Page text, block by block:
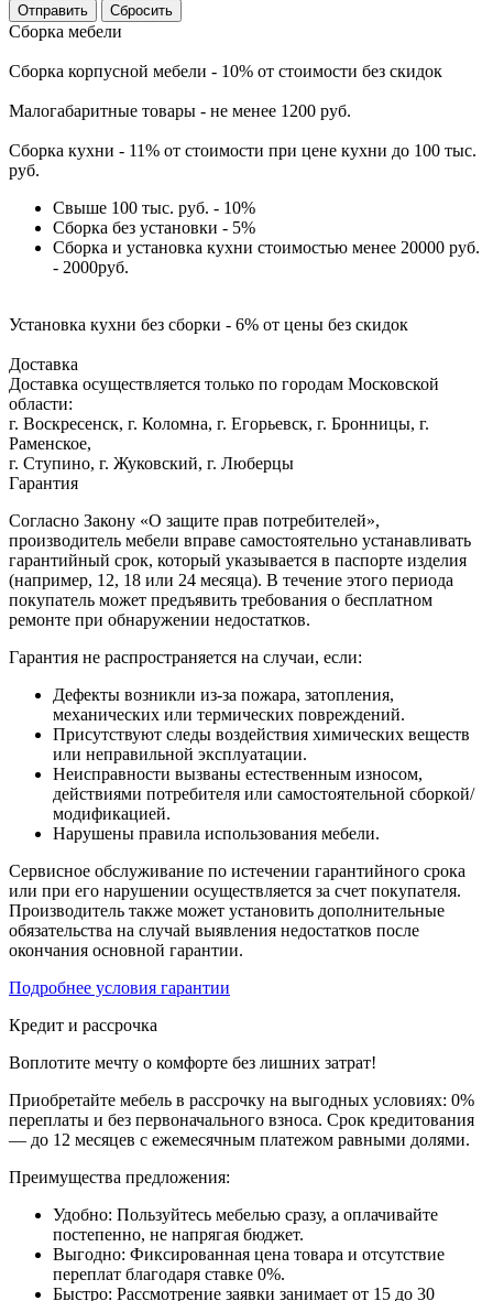
Сбросить
Сборка мебели
Сборка корпусной мебели - 10% от стоимости без скидок
Малогабаритные товары - не менее 1200 руб.
Сборка кухни - 11% от стоимости при цене кухни до 100 тыс.
руб.
Свыше 100 тыс. руб. - 10%
Сборка без установки - 5%
Сборка и установка кухни стоимостью менее 20000 руб.
- 2000руб.
Установка кухни без сборки - 6% от цены без скидок
Доставка
Доставка осуществляется только по городам Московской
области:
г. Воскресенск, г. Коломна, г. Егорьевск, г. Бронницы, г.
Раменское,
г. Ступино, г. Жуковский, г. Люберцы
Гарантия
Согласно Закону «О защите прав потребителей»,
производитель мебели вправе самостоятельно устанавливать
гарантийный срок, который указывается в паспорте изделия
(например, 12, 18 или 24 месяца). В течение этого периода
покупатель может предъявить требования о бесплатном
ремонте при обнаружении недостатков.
Гарантия не распространяется на случаи, если:
Дефекты возникли из-за пожара, затопления,
механических или термических повреждений.
Присутствуют следы воздействия химических веществ
или неправильной эксплуатации.
Неисправности вызваны естественным износом,
действиями потребителя или самостоятельной сборкой/
модификацией.
Нарушены правила использования мебели.
Сервисное обслуживание по истечении гарантийного срока
или при его нарушении осуществляется за счет покупателя.
Производитель также может установить дополнительные
обязательства на случай выявления недостатков после
окончания основной гарантии.
Подробнее условия гарантии
Кредит и рассрочка
Воплотите мечту о комфорте без лишних затрат!
Приобретайте мебель в рассрочку на выгодных условиях: 0%
переплаты и без первоначального взноса. Срок кредитования
— до 12 месяцев с ежемесячным платежом равными долями.
Преимущества предложения:
Удобно: Пользуйтесь мебелью сразу, а оплачивайте
постепенно, не напрягая бюджет.
Выгодно: Фиксированная цена товара и отсутствие
переплат благодаря ставке 0%.
Быстро: Рассмотрение заявки занимает от 15 до 30